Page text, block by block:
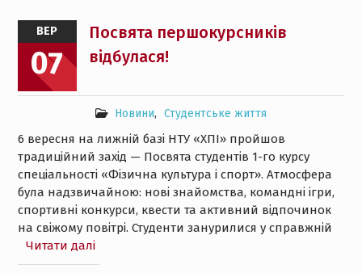
ВЕР
07
Посвята першокурсників
відбулася!
Новини, Студентське життя
6 вересня на лижній базі НТУ «ХПІ» пройшов
традиційний захід — Посвята студентів 1-го курсу
спеціальності «Фізична культура і спорт». Атмосфера
була надзвичайною: нові знайомства, командні ігри,
спортивні конкурси, квести та активний відпочинок
на свіжому повітрі. Студенти занурилися у справжній
Читати далі